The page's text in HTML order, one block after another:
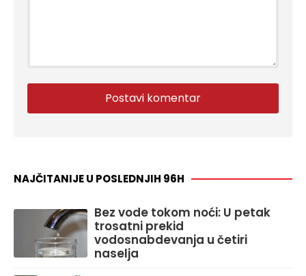
NAJČITANIJE U POSLEDNJIH 96H
Bez vode tokom noći: U petak
trosatni prekid
vodosnabdevanja u četiri
naselja